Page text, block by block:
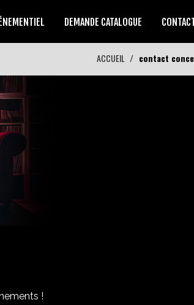
DEMANDE CATALOGUE
ACCUEIL contact
!